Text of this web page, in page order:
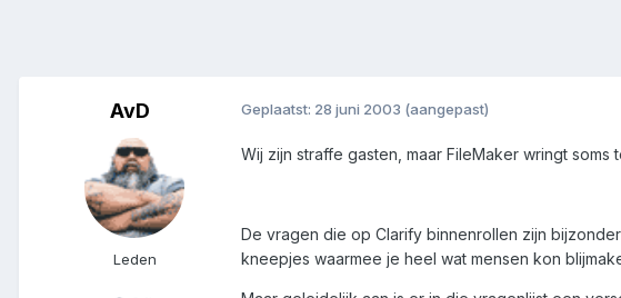
AvD
Leden
Geplaatst: 28 juni 2003 (aangepast)
Wij zijn straffe gasten, maar FileMaker wringt soms
De vragen die op Clarify binnenrollen zijn
kneepjes waarmee je heel wat mensen kon